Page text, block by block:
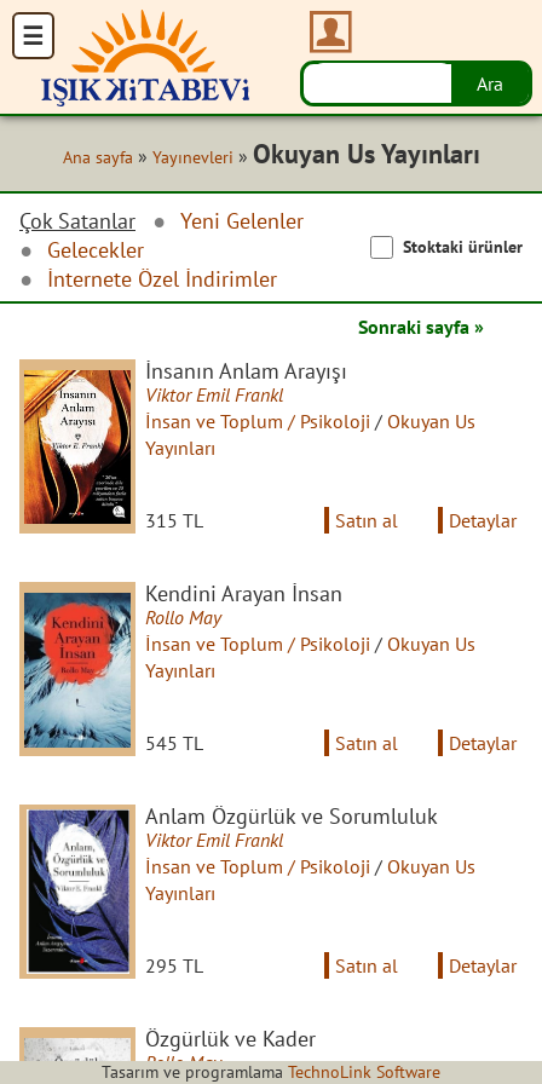
Ana sayfa » Yayınevleri » Okuyan Us Yayınları
Çok Satanlar
Yeni Gelenler
Gelecekler
İnternete Özel İndirimler
Stoktaki ürünler
Sonraki sayfa »
İnsanın Anlam Arayışı
Viktor Emil Frankl
İnsan ve Toplum / Psikoloji / Okuyan Us
Yayınları
315 TL Satın al Detaylar
Kendini Arayan İnsan
Rollo May
İnsan ve Toplum / Psikoloji / Okuyan Us
Yayınları
545 TL Satın al Detaylar
Anlam Özgürlük ve Sorumluluk
Viktor Emil Frankl
İnsan ve Toplum / Psikoloji / Okuyan Us
Yayınları
295 TL Satın al Detaylar
Özgürlük ve Kader
Rollo May
Tasarım ve programlama TechnoLink Software